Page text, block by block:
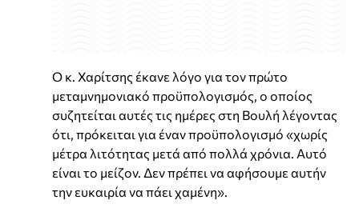
Ο κ. Χαρίτσης έκανε λόγο για τον πρώτο
μεταμνημονιακό προϋπολογισμός, ο οποίος
συζητείται αυτές τις ημέρες στη Βουλή λέγοντας
ότι, πρόκειται για έναν προϋπολογισμό «χωρίς
μέτρα λιτότητας μετά από πολλά χρόνια. Αυτό
είναι το μείζον. Δεν πρέπει να αφήσουμε αυτήν
την ευκαιρία να πάει χαμένη».